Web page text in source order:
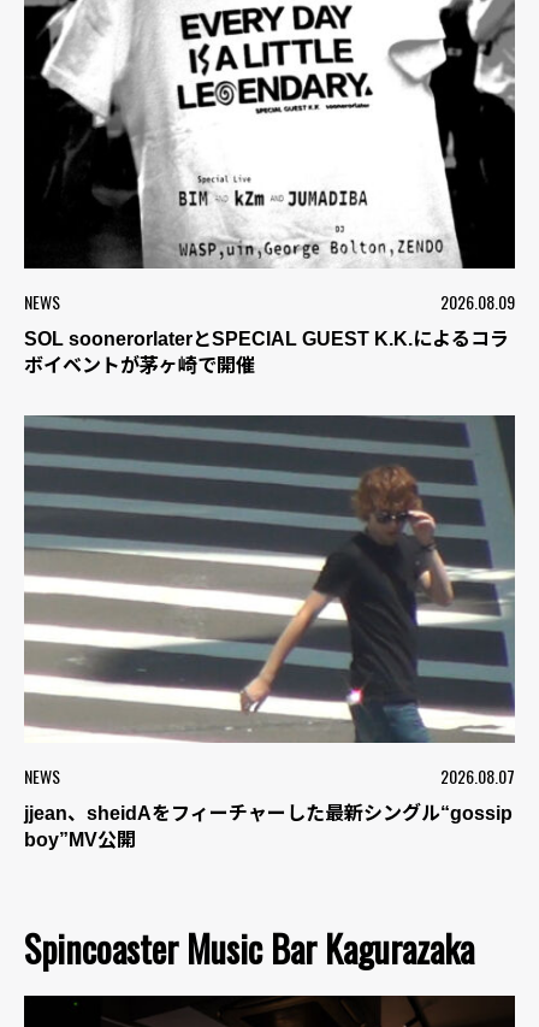
NEWS 2026.08.09
SOL soonerorlaterとSPECIAL GUEST K.K.によるコラ
ボイベントが茅ヶ崎で開催
NEWS 2026.08.07
jjean、sheidAをフィーチャーした最新シングル“gossip
boy”MV公開
Spincoaster Music Bar Kagurazaka